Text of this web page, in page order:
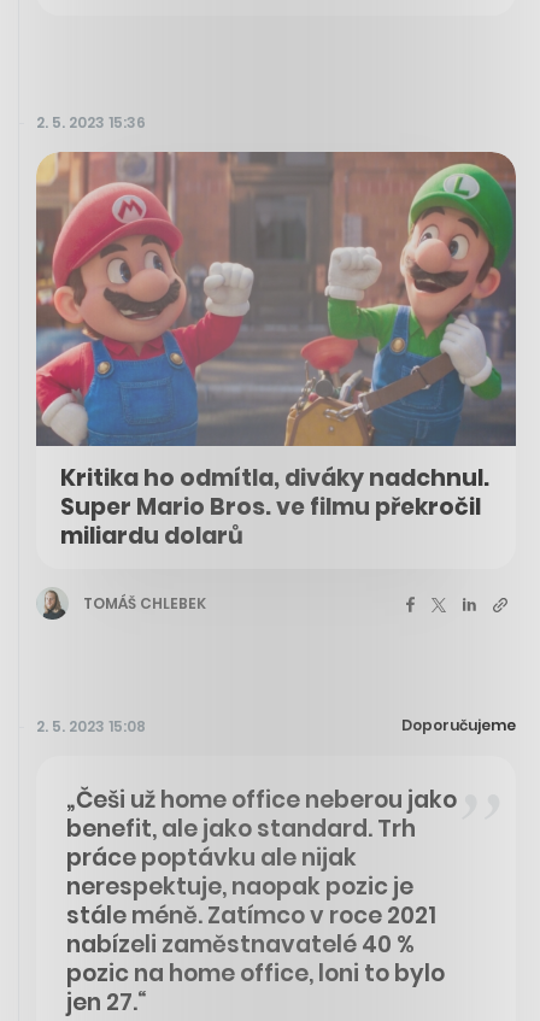
2. 5. 2023 15:36
Kritika ho odmítla, diváky nadchnul.
Super Mario Bros. ve filmu překročil
miliardu dolarů
TOMÁŠ CHLEBEK
2. 5. 2023 15:08 Doporučujeme
„Češi už home office neberou jako
benefit, ale jako standard. Trh
práce poptávku ale nijak
nerespektuje, naopak pozic je
stále méně. Zatímco v roce 2021
nabízeli zaměstnavatelé 40 %
pozic na home office, loni to bylo
jen 27.“